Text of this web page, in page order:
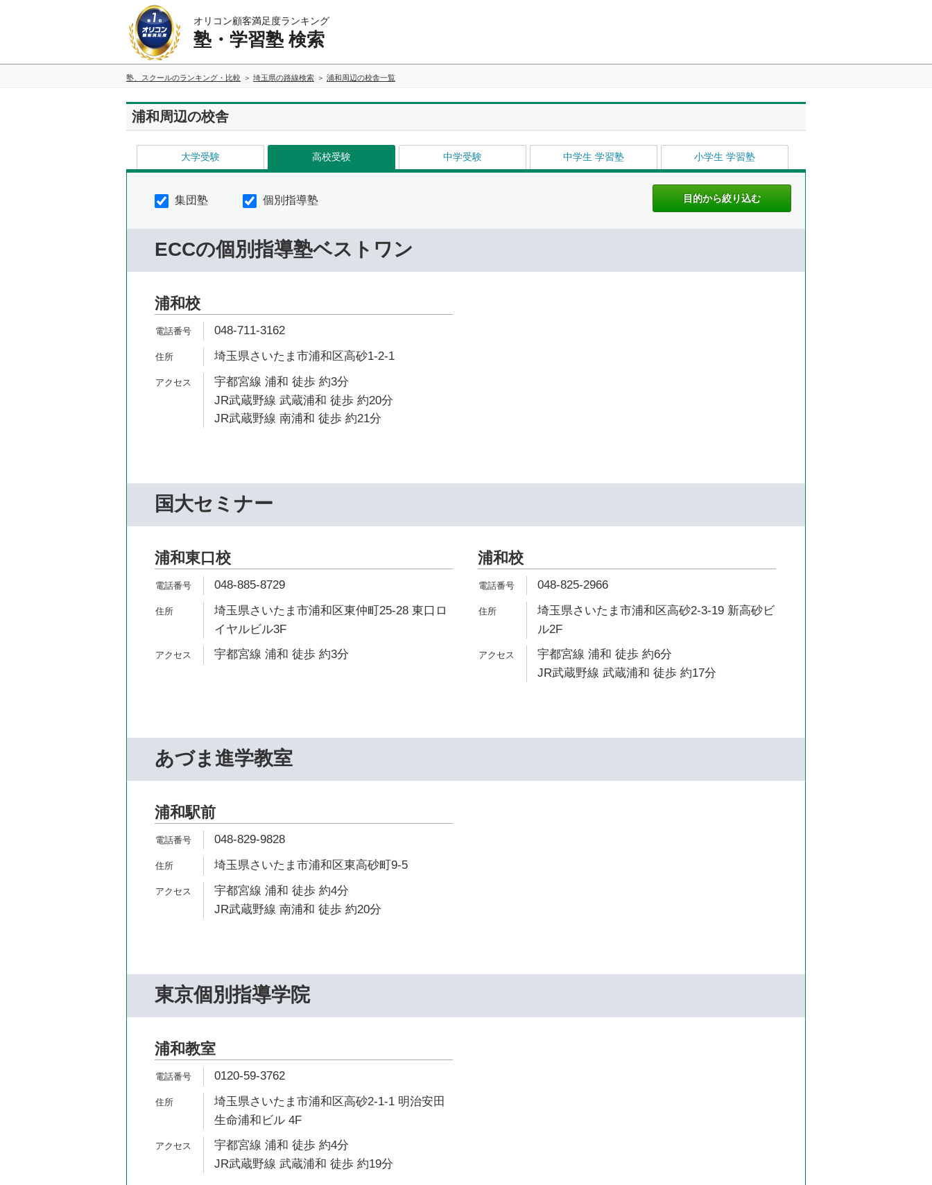
オリコン顧客満足度ランキング
塾・学習塾 検索
塾、スクールのランキング・比較 埼玉県の路線検索 浦和周辺の校舎一覧
浦和周辺の校舎
大学受験 高校受験 中学受験 中学生 学習塾 小学生 学習塾
集団塾 個別指導塾
ECCの個別指導塾ベストワン
浦和校
048-711-3162
埼玉県さいたま市浦和区高砂1-2-1
宇都宮線 浦和 徒歩 約3分
JR武蔵野線 武蔵浦和 徒歩 約20分
JR武蔵野線 南浦和 徒歩 約21分
国大セミナー
浦和東口校
048-885-8729
埼玉県さいたま市浦和区東仲町25-28 東口ロ
イヤルビル3F
宇都宮線 浦和 徒歩 約3分
浦和校
048-825-2966
埼玉県さいたま市浦和区高砂2-3-19 新高砂ビ
ル2F
宇都宮線 浦和 徒歩 約6分
JR武蔵野線 武蔵浦和 徒歩 約17分
あづま進学教室
浦和駅前
048-829-9828
埼玉県さいたま市浦和区東高砂町9-5
宇都宮線 浦和 徒歩 約4分
JR武蔵野線 南浦和 徒歩 約20分
東京個別指導学院
浦和教室
0120-59-3762
埼玉県さいたま市浦和区高砂2-1-1 明治安田
生命浦和ビル 4F
宇都宮線 浦和 徒歩 約4分
JR武蔵野線 武蔵浦和 徒歩 約19分